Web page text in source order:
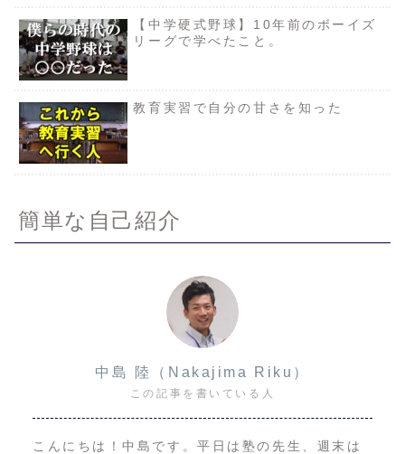
【中学硬式野球】10年前のボーイズ
リーグで学べたこと。
教育実習で自分の甘さを知った
簡単な自己紹介
中島 陸（Nakajima Riku）
この記事を書いている人
こんにちは！中島です。平日は塾の先生、週末は